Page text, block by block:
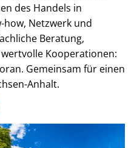
des Handels in
how, Netzwerk und
Beratung,
Kooperationen:
Gemeinsam für einen
Anhalt.